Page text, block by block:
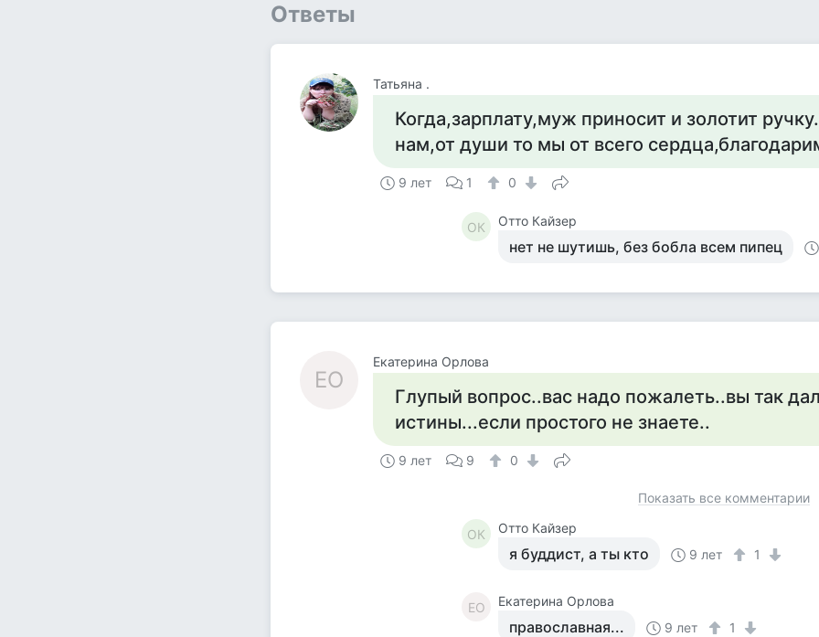
Ответы
Татьяна .
Когда,зарплату,муж приносит и золотит
нам,от души то мы от всего
9 лет 1 0
ОК Отто Кайзер
нет не шутишь, без бобла всем пипец
ЕО
Екатерина Орлова
Глупый вопрос..вас надо пожалеть..вы так
истины...если простого не знаете..
9 лет 9 0
Показать все комментарии
ОК Отто Кайзер
я буддист, а ты кто 9 лет 1
ЕО Екатерина Орлова
православная... 9 лет 1